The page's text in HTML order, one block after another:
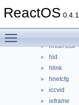
ReactOS
► fusion
► hhctrl.ocx
► hid
► hlink
► hnetcfg
► iccvid
► ieframe